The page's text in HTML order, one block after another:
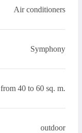
Air conditioners
Symphony
from 40 to 60 sq. m.
outdoor